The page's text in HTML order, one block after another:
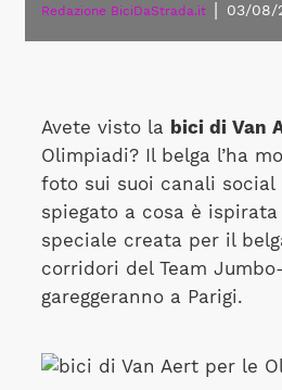
Redazione BiciDaStrada.it 03/08/
Avete visto la bici di Van
Olimpiadi? Il belga l’ha
foto sui suoi canali social
spiegato a cosa è
speciale creata per il
corridori del Team
gareggeranno a Parigi.